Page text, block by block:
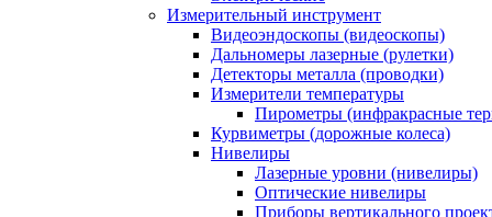
Измерительный инструмент
Видеоэндоскопы (видеоскопы)
Дальномеры лазерные (рулетки)
Детекторы металла (проводки)
Измерители температуры
Пирометры (инфракрасные
Курвиметры (дорожные колеса)
Нивелиры
Лазерные уровни (нивелиры)
Оптические нивелиры
Приборы вертикального